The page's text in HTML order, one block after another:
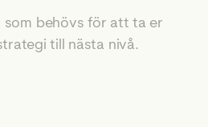
som behövs för att ta er
till nästa nivå.